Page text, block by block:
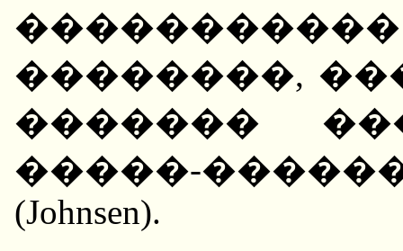
��������,
�������
�����-
(Johnsen).